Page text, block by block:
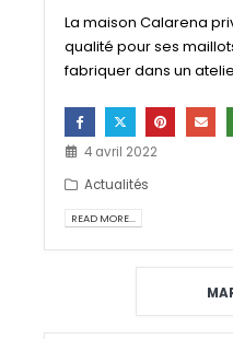
La maison Calarena
qualité pour ses
fabriquer dans un
4 avril 2022
Actualités
READ MORE...